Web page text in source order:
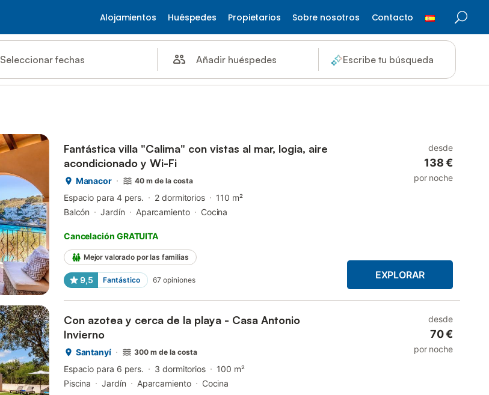
Alojamientos Huéspedes Propietarios Sobre nosotros Contacto
Seleccionar fechas Añadir huéspedes Escribe tu búsqueda
Fantástica villa "Calima" con vistas al mar, logia, aire
acondicionado y Wi-Fi
Manacor 40 m de la costa
Espacio para 4 pers. 2 dormitorios
110 m²
Balcón
Jardín Aparcamiento Cocina
Cancelación GRATUITA
Mejor valorado por las familias
9,5 Fantástico 67 opiniones
desde
138 €
por noche
EXPLORAR
Con azotea y cerca de la playa - Casa Antonio
Invierno
Santanyí 300 m de la costa
Espacio para 6 pers. 3 dormitorios
100 m²
Piscina
Jardín Aparcamiento Cocina
desde
70 €
por noche